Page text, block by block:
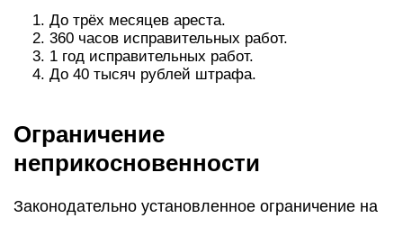
До трёх месяцев ареста.
360 часов исправительных работ.
1 год исправительных работ.
До 40 тысяч рублей штрафа.
Ограничение
неприкосновенности
Законодательно установленное ограничение на